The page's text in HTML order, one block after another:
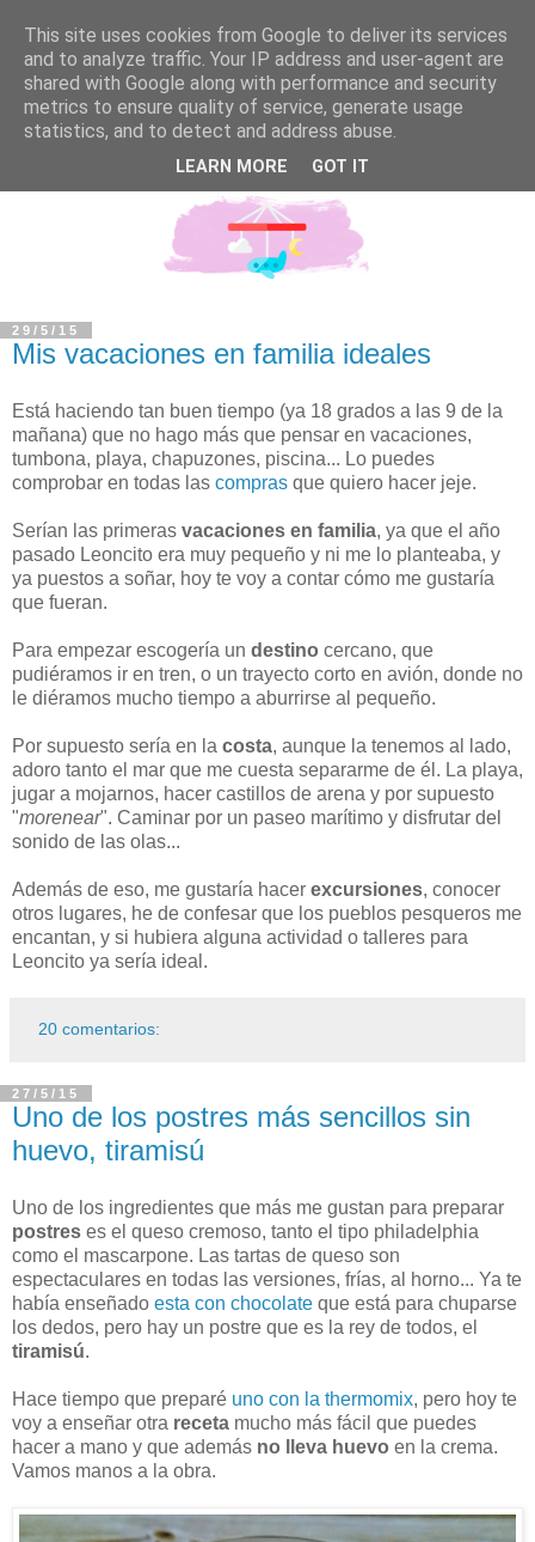
29/5/15
Mis vacaciones en familia ideales
Está haciendo tan buen tiempo (ya 18 grados a las 9 de la
mañana) que no hago más que pensar en vacaciones,
tumbona, playa, chapuzones, piscina... Lo puedes
comprobar en todas las compras que quiero hacer jeje.
Serían las primeras vacaciones en familia, ya que el año
pasado Leoncito era muy pequeño y ni me lo planteaba, y
ya puestos a soñar, hoy te voy a contar cómo me gustaría
que fueran.
Para empezar escogería un destino cercano, que
pudiéramos ir en tren, o un trayecto corto en avión, donde no
le diéramos mucho tiempo a aburrirse al pequeño.
Por supuesto sería en la costa, aunque la tenemos al lado,
adoro tanto el mar que me cuesta separarme de él. La playa,
jugar a mojarnos, hacer castillos de arena y por supuesto
"morenear". Caminar por un paseo marítimo y disfrutar del
sonido de las olas...
Además de eso, me gustaría hacer excursiones, conocer
otros lugares, he de confesar que los pueblos pesqueros me
encantan, y si hubiera alguna actividad o talleres para
Leoncito ya sería ideal.
20 comentarios:
27/5/15
Uno de los postres más sencillos sin
huevo, tiramisú
Uno de los ingredientes que más me gustan para preparar
postres es el queso cremoso, tanto el tipo philadelphia
como el mascarpone. Las tartas de queso son
espectaculares en todas las versiones, frías, al horno... Ya te
había enseñado esta con chocolate que está para chuparse
los dedos, pero hay un postre que es la rey de todos, el
tiramisú.
Hace tiempo que preparé uno con la thermomix, pero hoy te
voy a enseñar otra receta mucho más fácil que puedes
hacer a mano y que además no lleva huevo en la crema.
Vamos manos a la obra.
This site uses cookies from Google to deliver its services
and to analyze traffic. Your IP address and user-agent are
shared with Google along with performance and security
metrics to ensure quality of service, generate usage
statistics, and to detect and address abuse.
LEARN MORE GOT IT